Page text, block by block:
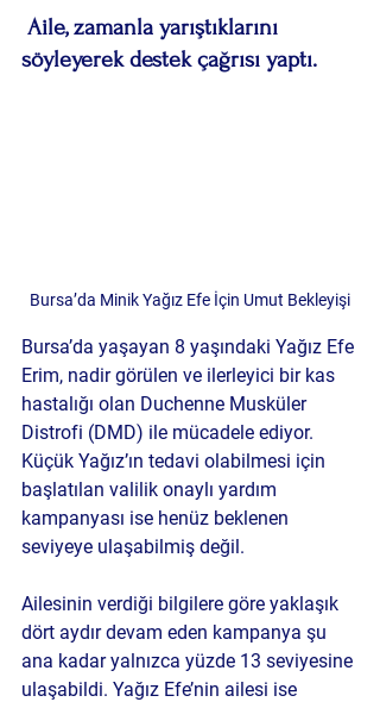
söyleyerek destek çağrısı yaptı.
Bursa’da Minik Yağız Efe İçin Umut Bekleyişi
Bursa’da yaşayan 8 yaşındaki Yağız Efe
Erim, nadir görülen ve ilerleyici bir kas
hastalığı olan Duchenne Musküler
Distrofi (DMD) ile mücadele ediyor.
Küçük Yağız’ın tedavi olabilmesi için
başlatılan valilik onaylı yardım
kampanyası ise henüz beklenen
seviyeye ulaşabilmiş değil.
Ailesinin verdiği bilgilere göre yaklaşık
dört aydır devam eden kampanya şu
ana kadar yalnızca yüzde 13 seviyesine
ulaşabildi. Yağız Efe’nin ailesi ise